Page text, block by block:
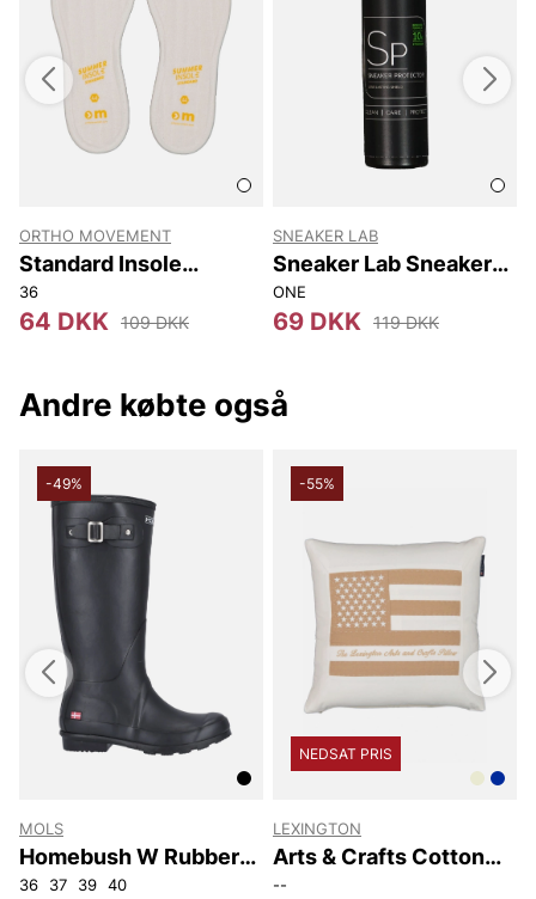
ORTHO MOVEMENT
Standard Insole
Summer
36
64 DKK 109 DKK
SNEAKER LAB
Sneaker Lab Sneaker
Protector 125Ml
ONE
69 DKK 119 DKK
Andre købte også
-49%
MOLS
Homebush W Rubber
Boot
36 37 39 40
-55%
NEDSAT PRIS
LEXINGTON
Arts & Crafts Cotton
Twill Pillow Cover
--